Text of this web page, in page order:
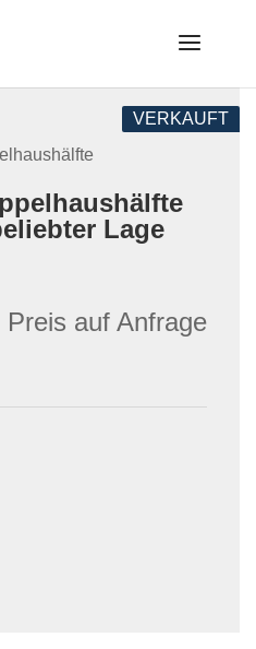
VERKAUFT
Lage
Preis auf Anfrage